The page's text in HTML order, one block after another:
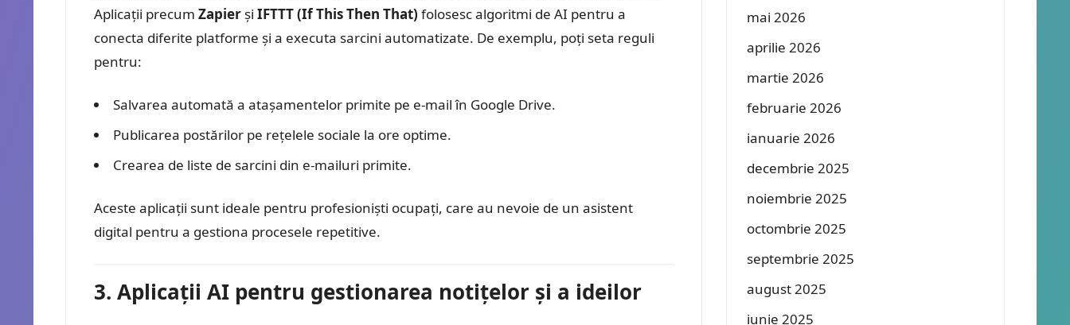
Aplicații precum Zapier și IFTTT (If This Then That) folosesc algoritmi de AI pentru a
conecta diferite platforme și a executa sarcini automatizate. De exemplu, poți seta reguli
pentru:
Salvarea automată a atașamentelor primite pe e-mail în Google Drive.
Publicarea postărilor pe rețelele sociale la ore optime.
Crearea de liste de sarcini din e-mailuri primite.
Aceste aplicații sunt ideale pentru profesioniști ocupați, care au nevoie de un asistent
digital pentru a gestiona procesele repetitive.
3. Aplicații AI pentru gestionarea notițelor și a ideilor
mai 2026
aprilie 2026
martie 2026
februarie 2026
ianuarie 2026
decembrie 2025
noiembrie 2025
octombrie 2025
septembrie 2025
august 2025
iunie 2025